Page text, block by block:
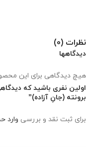
نظرات (0)
دیدگاهها
هیچ دیدگاهی برای این
اولین نفری باشید که
برونته (جانِ آزاده)”
برای ثبت نقد و بررسی وارد